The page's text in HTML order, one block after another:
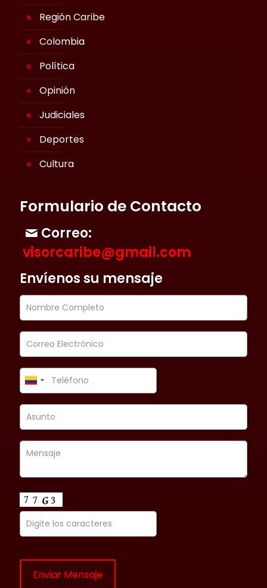
Región Caribe
Colombia
Política
Opinión
Judiciales
Deportes
Cultura
Formulario de Contacto
Correo:
visorcaribe@gmail.com
Envíenos su mensaje